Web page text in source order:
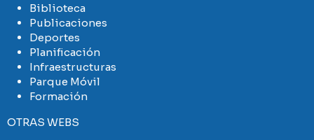
Biblioteca
Publicaciones
Deportes
Planificación
Infraestructuras
Parque Móvil
Formación
OTRAS WEBS